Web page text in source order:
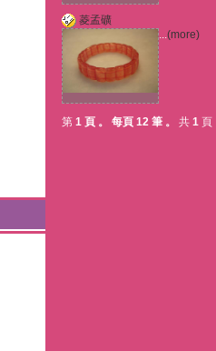
菱孟礦
...(more)
第 1 頁 。 每頁 12 筆 。 共 1 頁